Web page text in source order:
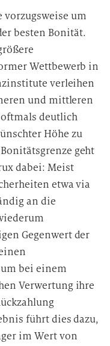
vorzugsweise um
besten Bonität.
Wettbewerb in
verleihen
und mittleren
deutlich
Höhe zu
geht
dabei: Meist
etwa via
an die
Gegenwert der
bei einem
Verwertung ihre
führt dies dazu,
im Wert von